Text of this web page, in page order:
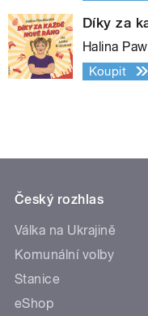
Díky za
Halina
Koupit
Český rozhlas
Válka na Ukrajině
Komunální volby
Stanice
eShop